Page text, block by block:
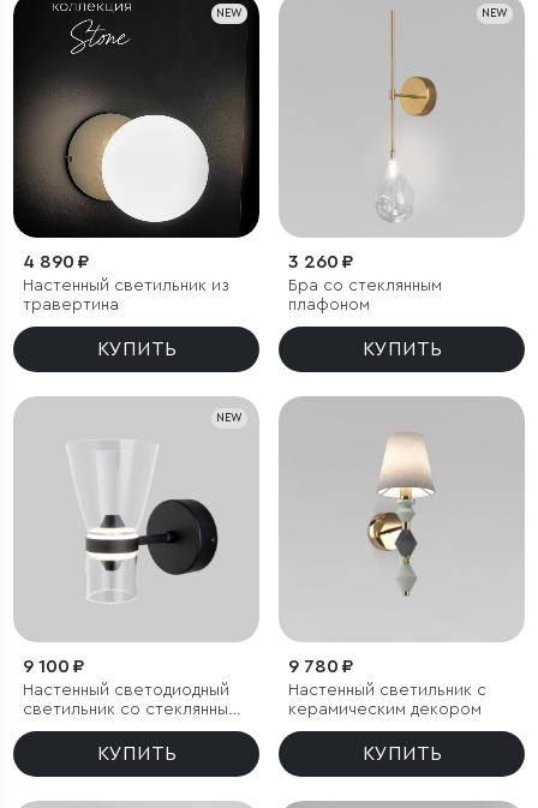
NEW
4 890 ₽
Настенный светильник из
травертина
КУПИТЬ
NEW
3 260 ₽
Бра со стеклянным
плафоном
КУПИТЬ
NEW
9 100 ₽
Настенный светодиодный
светильник со стеклянным
плафоном
КУПИТЬ
9 780 ₽
Настенный светильник с
керамическим декором
КУПИТЬ